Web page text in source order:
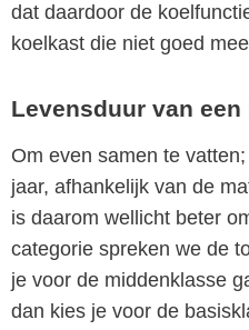
dat daardoor de
koelkast die niet goed
Levensduur van
Om even samen te
jaar, afhankelijk van de
is daarom wellicht beter
categorie spreken we de
je voor de middenklasse
dan kies je voor de